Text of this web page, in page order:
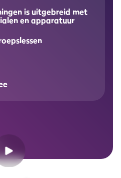
ProFit Gym
is uitgebreid met
en apparatuur